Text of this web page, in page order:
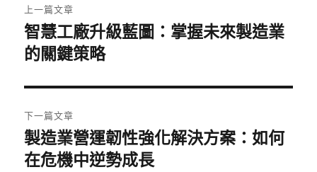
章
導
覽
上一篇文章
上
一
文
章:
智慧工廠升級藍圖：掌握未來製造業
的關鍵策略
下一篇文章
下
一
製造業營運韌性強化解決方案：如何
在危機中逆勢成長